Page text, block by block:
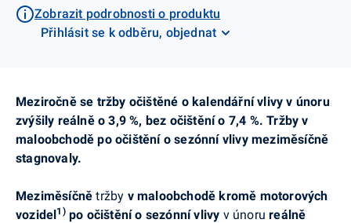
Zobrazit podrobnosti o produktu
Přihlásit se k odběru, objednat
Meziročně se tržby očištěné o kalendářní vlivy v únoru
zvýšily reálně o 3,9 %, bez očištění o 7,4 %. Tržby v
maloobchodě po očištění o sezónní vlivy meziměsíčně
stagnovaly.
Meziměsíčnětržby v maloobchodě kromě motorových
vozidel1) po očištění o sezónní vlivy v únorureálně